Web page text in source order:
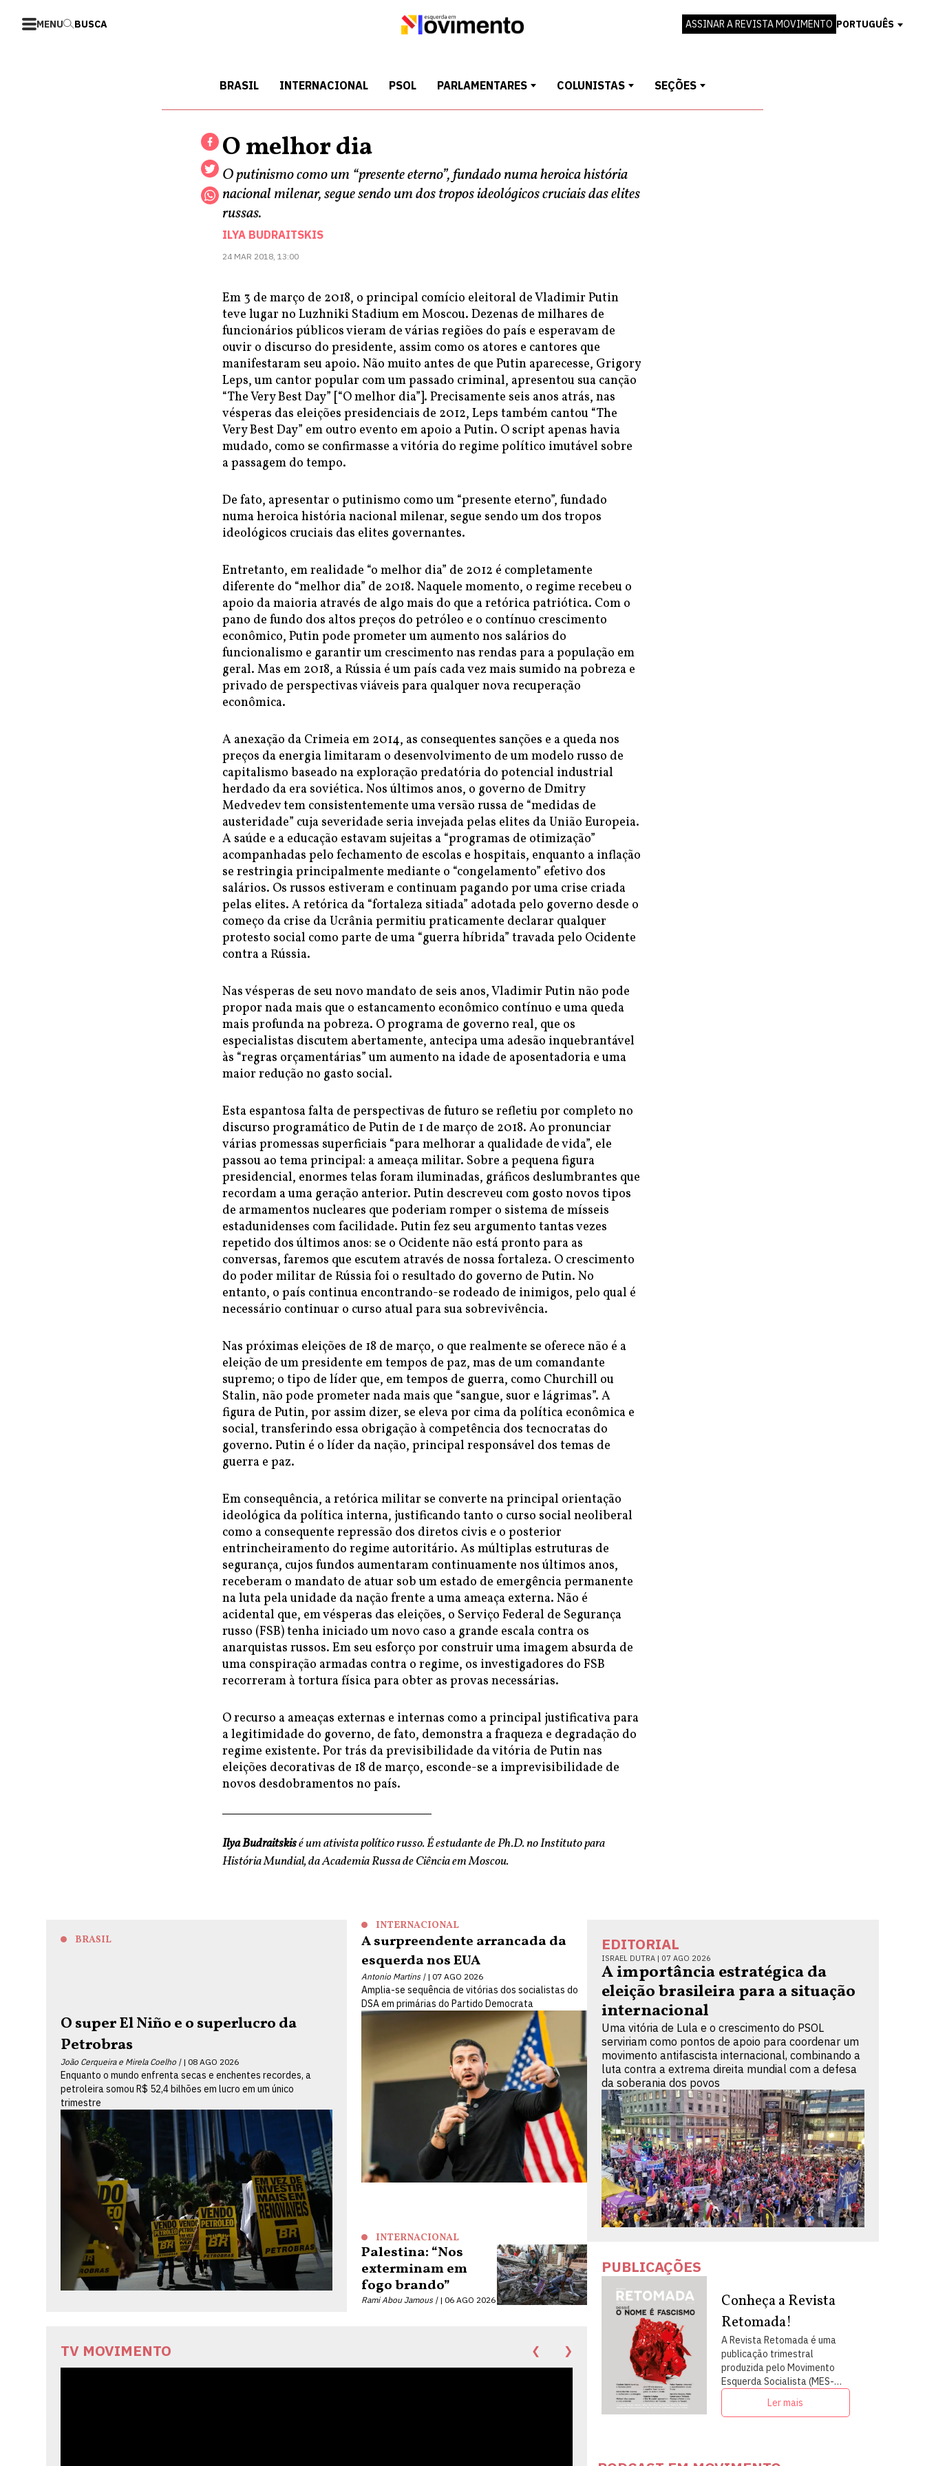
MENU BUSCA ASSINAR A REVISTA MOVIMENTO PORTUGUÊS
BRASIL INTERNACIONAL PSOL PARLAMENTARES COLUNISTAS SEÇÕES
O melhor dia
O putinismo como um “presente eterno”, fundado numa heroica história
nacional milenar, segue sendo um dos tropos ideológicos cruciais das elites
russas.
ILYA BUDRAITSKIS
24 MAR 2018, 13:00
Em 3 de março de 2018, o principal comício eleitoral de Vladimir Putin
teve lugar no Luzhniki Stadium em Moscou. Dezenas de milhares de
funcionários públicos vieram de várias regiões do país e esperavam de
ouvir o discurso do presidente, assim como os atores e cantores que
manifestaram seu apoio. Não muito antes de que Putin aparecesse, Grigory
Leps, um cantor popular com um passado criminal, apresentou sua canção
“The Very Best Day” [“O melhor dia”]. Precisamente seis anos atrás, nas
vésperas das eleições presidenciais de 2012, Leps também cantou “The
Very Best Day” em outro evento em apoio a Putin. O script apenas havia
mudado, como se confirmasse a vitória do regime político imutável sobre
a passagem do tempo.
De fato, apresentar o putinismo como um “presente eterno”, fundado
numa heroica história nacional milenar, segue sendo um dos tropos
ideológicos cruciais das elites governantes.
Entretanto, em realidade “o melhor dia” de 2012 é completamente
diferente do “melhor dia” de 2018. Naquele momento, o regime recebeu o
apoio da maioria através de algo mais do que a retórica patriótica. Com o
pano de fundo dos altos preços do petróleo e o contínuo crescimento
econômico, Putin pode prometer um aumento nos salários do
funcionalismo e garantir um crescimento nas rendas para a população em
geral. Mas em 2018, a Rússia é um país cada vez mais sumido na pobreza e
privado de perspectivas viáveis para qualquer nova recuperação
econômica.
A anexação da Crimeia em 2014, as consequentes sanções e a queda nos
preços da energia limitaram o desenvolvimento de um modelo russo de
capitalismo baseado na exploração predatória do potencial industrial
herdado da era soviética. Nos últimos anos, o governo de Dmitry
Medvedev tem consistentemente uma versão russa de “medidas de
austeridade” cuja severidade seria invejada pelas elites da União Europeia.
A saúde e a educação estavam sujeitas a “programas de otimização”
acompanhadas pelo fechamento de escolas e hospitais, enquanto a inflação
se restringia principalmente mediante o “congelamento” efetivo dos
salários. Os russos estiveram e continuam pagando por uma crise criada
pelas elites. A retórica da “fortaleza sitiada” adotada pelo governo desde o
começo da crise da Ucrânia permitiu praticamente declarar qualquer
protesto social como parte de uma “guerra híbrida” travada pelo Ocidente
contra a Rússia.
Nas vésperas de seu novo mandato de seis anos, Vladimir Putin não pode
propor nada mais que o estancamento econômico contínuo e uma queda
mais profunda na pobreza. O programa de governo real, que os
especialistas discutem abertamente, antecipa uma adesão inquebrantável
às “regras orçamentárias” um aumento na idade de aposentadoria e uma
maior redução no gasto social.
Esta espantosa falta de perspectivas de futuro se refletiu por completo no
discurso programático de Putin de 1 de março de 2018. Ao pronunciar
várias promessas superficiais “para melhorar a qualidade de vida”, ele
passou ao tema principal: a ameaça militar. Sobre a pequena figura
presidencial, enormes telas foram iluminadas, gráficos deslumbrantes que
recordam a uma geração anterior. Putin descreveu com gosto novos tipos
de armamentos nucleares que poderiam romper o sistema de mísseis
estadunidenses com facilidade. Putin fez seu argumento tantas vezes
repetido dos últimos anos: se o Ocidente não está pronto para as
conversas, faremos que escutem através de nossa fortaleza. O crescimento
do poder militar de Rússia foi o resultado do governo de Putin. No
entanto, o país continua encontrando-se rodeado de inimigos, pelo qual é
necessário continuar o curso atual para sua sobrevivência.
Nas próximas eleições de 18 de março, o que realmente se oferece não é a
eleição de um presidente em tempos de paz, mas de um comandante
supremo; o tipo de líder que, em tempos de guerra, como Churchill ou
Stalin, não pode prometer nada mais que “sangue, suor e lágrimas”. A
figura de Putin, por assim dizer, se eleva por cima da política econômica e
social, transferindo essa obrigação à competência dos tecnocratas do
governo. Putin é o líder da nação, principal responsável dos temas de
guerra e paz.
Em consequência, a retórica militar se converte na principal orientação
ideológica da política interna, justificando tanto o curso social neoliberal
como a consequente repressão dos diretos civis e o posterior
entrincheiramento do regime autoritário. As múltiplas estruturas de
segurança, cujos fundos aumentaram continuamente nos últimos anos,
receberam o mandato de atuar sob um estado de emergência permanente
na luta pela unidade da nação frente a uma ameaça externa. Não é
acidental que, em vésperas das eleições, o Serviço Federal de Segurança
russo (FSB) tenha iniciado um novo caso a grande escala contra os
anarquistas russos. Em seu esforço por construir uma imagem absurda de
uma conspiração armadas contra o regime, os investigadores do FSB
recorreram à tortura física para obter as provas necessárias.
O recurso a ameaças externas e internas como a principal justificativa para
a legitimidade do governo, de fato, demonstra a fraqueza e degradação do
regime existente. Por trás da previsibilidade da vitória de Putin nas
eleições decorativas de 18 de março, esconde-se a imprevisibilidade de
novos desdobramentos no país.
Ilya Budraitskisé um ativista político russo. É estudante de Ph.D. no Instituto para
História Mundial, da Academia Russa de Ciência em Moscou.
BRASIL
O super El Niño e o superlucro da
Petrobras
João Cerqueira e Mirela Coelho | 08 AGO 2026
Enquanto o mundo enfrenta secas e enchentes recordes, a
petroleira somou R$ 52,4 bilhões em lucro em um único
trimestre
INTERNACIONAL
A surpreendente arrancada da
esquerda nos EUA
Antonio Martins | 07 AGO 2026
Amplia-se sequência de vitórias dos socialistas do
DSA em primárias do Partido Democrata
INTERNACIONAL
Palestina: “Nos
exterminam em
fogo brando”
Rami Abou Jamous | 06 AGO 2026
TV MOVIMENTO ❮ ❯
EDITORIAL
ISRAEL DUTRA | 07 AGO 2026
A importância estratégica da
eleição brasileira para a situação
internacional
Uma vitória de Lula e o crescimento do PSOL
serviriam como pontos de apoio para coordenar um
movimento antifascista internacional, combinando a
luta contra a extrema direita mundial com a defesa
da soberania dos povos
PUBLICAÇÕES
Conheça a Revista
Retomada!
A Revista Retomada é uma
publicação trimestral
produzida pelo Movimento
Esquerda Socialista (MES-
intelectuais, militantes e
Ler mais